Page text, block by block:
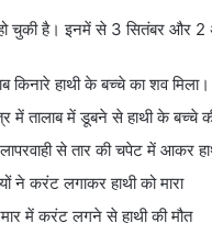
चुकी है। इनमें से 3 सितंबर और 2
किनारे हाथी के बच्चे का शव मिला।
में तालाब में डूबने से हाथी के बच्चे
से तार की चपेट में आकर
ने करंट लगाकर हाथी को मारा
में करंट लगने से हाथी की मौत